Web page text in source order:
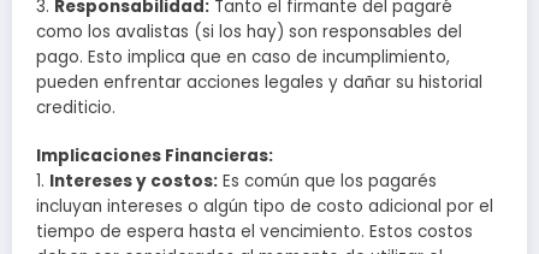
3. Responsabilidad: Tanto el firmante del pagaré
como los avalistas (si los hay) son responsables del
pago. Esto implica que en caso de incumplimiento,
pueden enfrentar acciones legales y dañar su historial
crediticio.
Implicaciones Financieras:
1. Intereses y costos: Es común que los pagarés
incluyan intereses o algún tipo de costo adicional por el
tiempo de espera hasta el vencimiento. Estos costos